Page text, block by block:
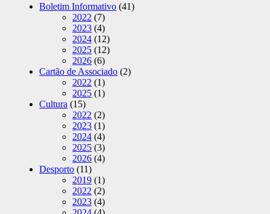
Boletim Informativo (41)
2022 (7)
2023 (4)
2024 (12)
2025 (12)
2026 (6)
Cartão de Associado (2)
2022 (1)
2025 (1)
Cultura (15)
2022 (2)
2023 (1)
2024 (4)
2025 (3)
2026 (4)
Desporto (11)
2019 (1)
2022 (2)
2023 (4)